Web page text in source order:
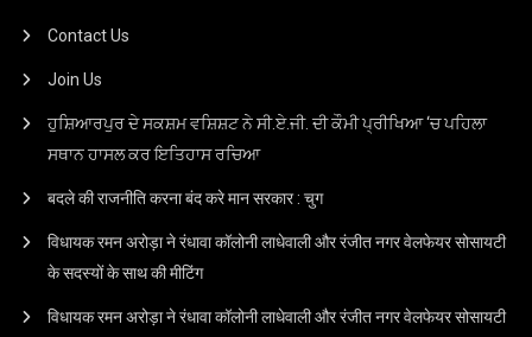
Contact Us
Join Us
ਹੁਸ਼ਿਆਰਪੁਰ ਦੇ ਸਕਸ਼ਮ ਵਸ਼ਿਸ਼ਟ ਨੇ ਸੀ.ਏ.ਜੀ. ਦੀ ਕੌਮੀ ਪ੍ਰੀਖਿਆ ‘ਚ ਪਹਿਲਾ
ਸਥਾਨ ਹਾਸਲ ਕਰ ਇਤਿਹਾਸ ਰਚਿਆ
बदले की राजनीति करना बंद करे मान सरकार : चुग
विधायक रमन अरोड़ा ने रंधावा कॉलोनी लाधेवाली और रंजीत नगर वेलफेयर सोसायटी
के सदस्यों के साथ की मीटिंग
विधायक रमन अरोड़ा ने रंधावा कॉलोनी लाधेवाली और रंजीत नगर वेलफेयर सोसायटी